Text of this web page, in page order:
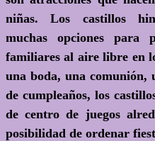
niñas. Los castillos
muchas opciones para
familiares al aire libre en
una boda, una comunión,
de cumpleaños, los
de centro de juegos
posibilidad de ordenar